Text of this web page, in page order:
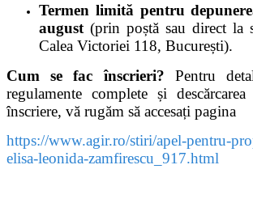
Termen limită pentru
august (prin poștă sau direct la
Calea Victoriei 118, București).
Cum se fac înscrieri? Pentru
regulamente complete și
înscriere, vă rugăm să accesați pagina
https://www.agir.ro/stiri/apel-pentru-
elisa-leonida-zamfirescu_917.html